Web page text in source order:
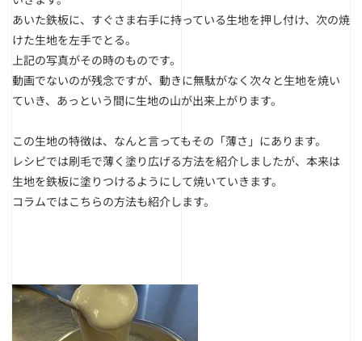
あいた鉄板に、すぐさま右手に持っている生地を押し付け、次の焼
けた生地を左手でとる。
上記の写真がその時のものです。
動画でないのが残念ですが、動きに無駄がなく次々と生地を焼い
ていき、あっという間に生地の山が出来上がります。
この生地の特徴は、なんと言ってもその「薄さ」にあります。
レシピでは刷毛で薄く塗り広げる方法を紹介しましたが、本来は
生地を鉄板に塗りつけるようにして焼いていきます。
コラムではこちらの方法も紹介します。